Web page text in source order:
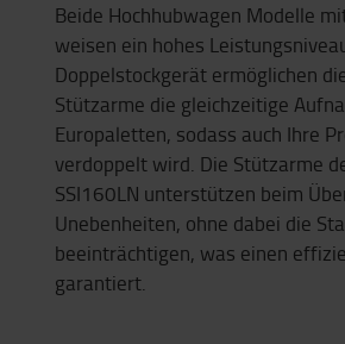
Beide Hochhubwagen Modelle
weisen ein hohes
Doppelstockgerät ermöglichen
Stützarme die gleichzeitige
Europaletten, sodass auch Ihre
verdoppelt wird. Die Stützarme
SSI160LN unterstützen beim
Unebenheiten, ohne dabei die
beeinträchtigen, was einen
garantiert.